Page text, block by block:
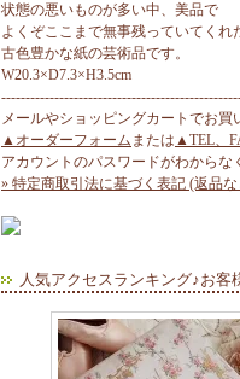
状態の悪いものが多い中、美品で
よくぞここまで無事残っていてくれ
古色豊かな紙の芸術品です。
W20.3×D7.3×H3.5cm
メールやショッピングカートでお
▲オーダーフォーム または ▲TEL、
アカウントのパスワードがわから
» 特定商取引法に基づく表記 (返品
人気アクセスランキング♪お客